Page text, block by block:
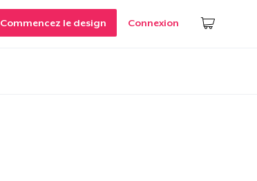
Commencez le design Connexion